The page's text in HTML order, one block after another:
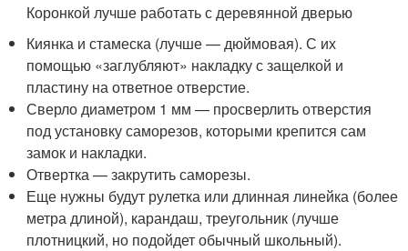
Коронкой лучше работать с деревянной дверью
Киянка и стамеска (лучше — дюймовая). С их
помощью «заглубляют» накладку с защелкой и
пластину на ответное отверстие.
Сверло диаметром 1 мм — просверлить отверстия
под установку саморезов, которыми крепится сам
замок и накладки.
Отвертка — закрутить саморезы.
Еще нужны будут рулетка или длинная линейка (более
метра длиной), карандаш, треугольник (лучше
плотницкий, но подойдет обычный школьный).